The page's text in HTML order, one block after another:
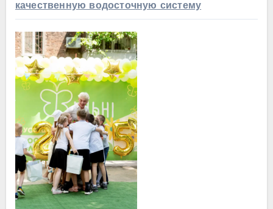
качественную водосточную систему